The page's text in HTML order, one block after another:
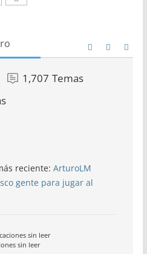
1,707 Temas
reciente: ArturoLM
gente para jugar al
sin leer
sin leer